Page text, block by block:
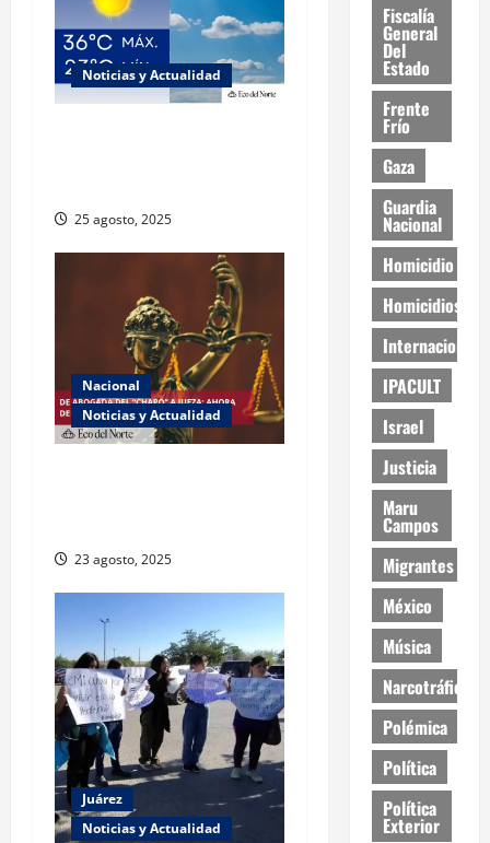
Noticias y Actualidad
25 agosto, 2025
Nacional
Noticias y Actualidad
23 agosto, 2025
Juárez
Noticias y Actualidad
Fiscalía
General
Del
Estado
Frente
Frío
Gaza
Guardia
Nacional
Homicidio
Homicidios
Internacional
IPACULT
Israel
Justicia
Maru
Campos
Migrantes
México
Música
Narcotráfico
Polémica
Política
Política
Exterior